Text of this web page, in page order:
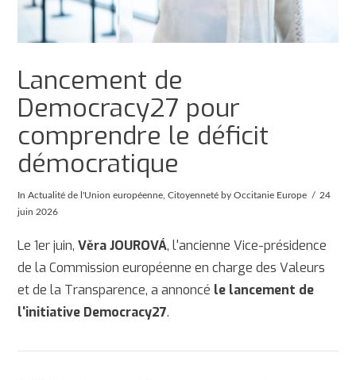
Lancement de
Democracy27 pour
comprendre le déficit
démocratique
InActualité de l'Union européenne ,Citoyenneté by Occitanie Europe
24
juin 2026
Le 1er juin,Věra JOUROVÁ, l'ancienne Vice-présidence
de la Commission européenne en charge des Valeurs
et de la Transparence, a annoncé le lancement de
l'initiative Democracy27.